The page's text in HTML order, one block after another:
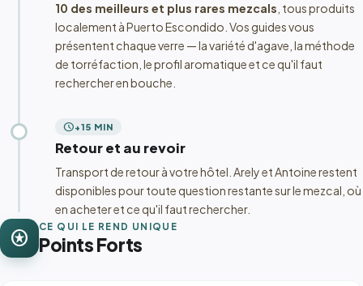
10 des meilleurs et plus rares mezcals , tous produits
localement à Puerto Escondido. Vos guides vous
présentent chaque verre — la variété d'agave, la méthode
de torréfaction, le profil aromatique et ce qu'il faut
rechercher en bouche.
schedule+15 MIN
Retour et au revoir
Transport de retour à votre hôtel. Arely et Antoine restent
disponibles pour toute question restante sur le mezcal, où
en acheter et ce qu'il faut rechercher.
stars
CE QUI LE REND UNIQUE
Points Forts